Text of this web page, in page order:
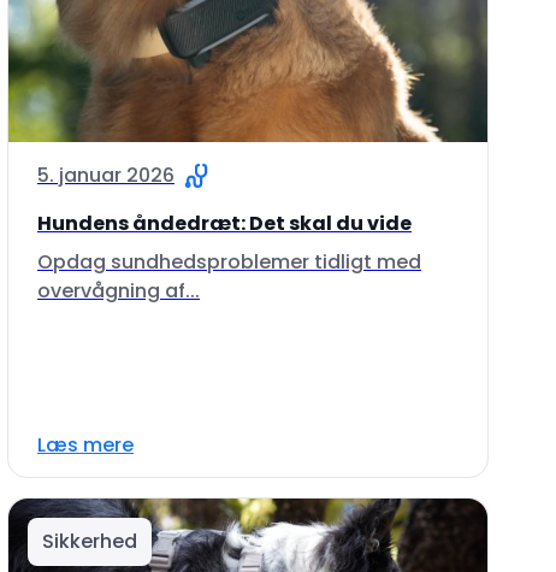
5. januar 2026
Hundens åndedræt: Det skal du vide
Opdag sundhedsproblemer tidligt med
overvågning af...
Læs mere
Sikkerhed